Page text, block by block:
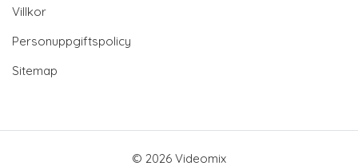
Villkor
Personuppgiftspolicy
Sitemap
© 2026 Videomix